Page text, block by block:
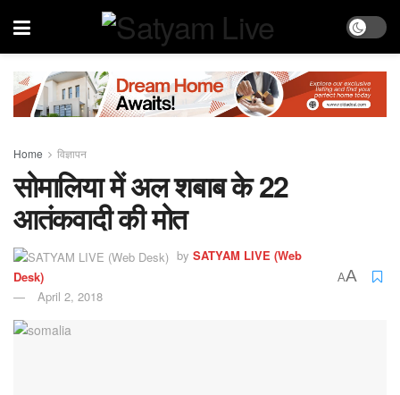
Home विज्ञापन
सोमालिया में अल शबाब के 22
आतंकवादी की मोत
by SATYAM LIVE (Web
Desk)
April 2, 2018
AA